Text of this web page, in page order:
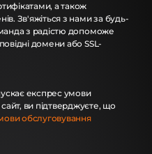
а також
Зв'яжіться з нами за будь-
з радістю допоможе
домени або SSL-
експрес умови
ви підтверджуєте, що
обслуговування